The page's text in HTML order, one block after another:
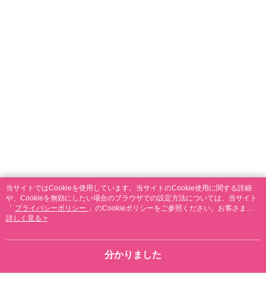
当サイトではCookieを使用しています。当サイトのCookie使用に関する詳細
や、Cookieを無効にしたい場合のブラウザでの設定方法については、当サイト
「 プライバシーポリシー 」のCookieポリシーをご参照ください。お客さま
が、当サイトを引き続き使用される場合、当社がサイト利用規約のCookieポリ
詳しく見る >
分かりました